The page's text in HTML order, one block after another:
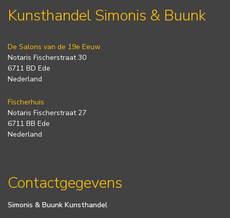
Kunsthandel Simonis & Buunk
De Salons van de 19e Eeuw
Notaris Fischerstraat 30
6711 BD Ede
Nederland
Fischerhuis
Notaris Fischerstraat 27
6711 BB Ede
Nederland
Contactgegevens
Simonis & Buunk Kunsthandel